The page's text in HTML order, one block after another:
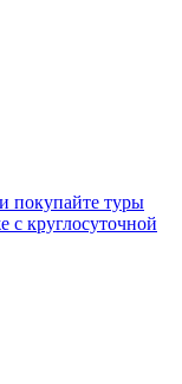
покупайте туры
с круглосуточной